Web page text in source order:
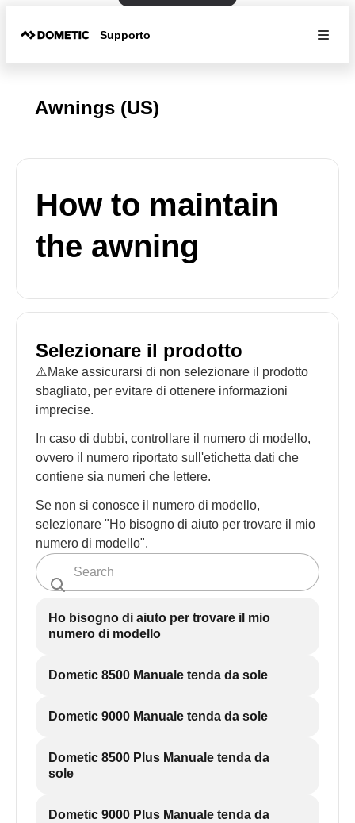
Supporto
Awnings (US)
How to maintain
the awning
Selezionare il prodotto
⚠️Make assicurarsi di non selezionare il prodotto
sbagliato, per evitare di ottenere informazioni
imprecise.
In caso di dubbi, controllare il numero di modello,
ovvero il numero riportato sull'etichetta dati che
contiene sia numeri che lettere.
Se non si conosce il numero di modello,
selezionare "Ho bisogno di aiuto per trovare il mio
numero di modello".
Ho bisogno di aiuto per trovare il mio
numero di modello
Dometic 8500 Manuale tenda da sole
Dometic 9000 Manuale tenda da sole
Dometic 8500 Plus Manuale tenda da
sole
Dometic 9000 Plus Manuale tenda da